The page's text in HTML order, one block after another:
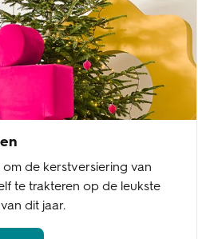
om de kerstversiering van
te trakteren op de leukste
dit jaar.